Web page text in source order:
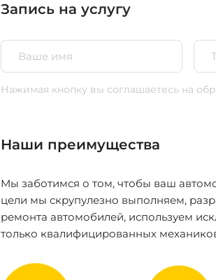
Запись на услугу
Нажимая кнопку вы соглашаетесь на
Наши преимущества
Мы заботимся о том, чтобы ваш
цели мы скрупулезно выполняем,
ремонта автомобилей, используем
только квалифицированных